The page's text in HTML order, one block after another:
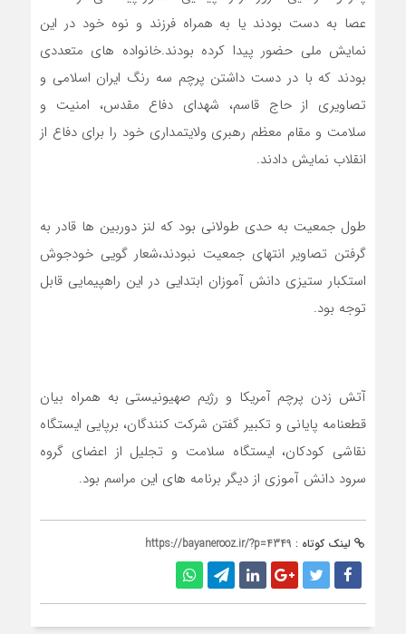
عصا به دست بودند یا به همراه فرزند و نوه خود در این
نمایش ملی حضور پیدا کرده بودند.خانواده های متعددی
بودند که با در دست داشتن پرچم سه رنگ ایران اسلامی و
تصاویری از حاج قاسم، شهدای دفاع مقدس، امنیت و
سلامت و مقام معظم رهبری ولایتمداری خود را برای دفاع از
انقلاب نمایش دادند.
طول جمعیت به حدی طولانی بود که لنز دوربین ها قادر به
گرفتن تصاویر انتهای جمعیت نبودند،شعار گویی خودجوش
استکبار ستیزی دانش آموزان ابتدایی در این راهپیمایی قابل
توجه بود.
آتش زدن پرچم آمریکا و رژیم صهیونیستی به همراه بیان
قطعنامه پایانی و تکبیر گفتن شرکت کنندگان، برپایی ایستگاه
نقاشی کودکان، ایستگاه سلامت و تجلیل از اعضای گروه
سرود دانش آموزی از دیگر برنامه های این مراسم بود.
لینک کوتاه : https://bayanerooz.ir/?p=4349